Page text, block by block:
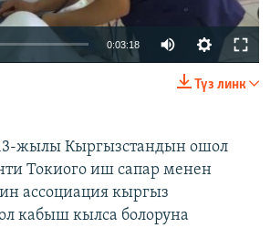
0:03:18
Түз линк
жылы Кыргызстандын ошол
Токиого иш сапар менен
ассоциация кыргыз
кабыш кылса болоруна